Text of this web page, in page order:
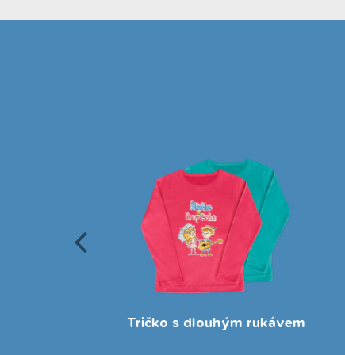
Zpěvník a omalovánky 3